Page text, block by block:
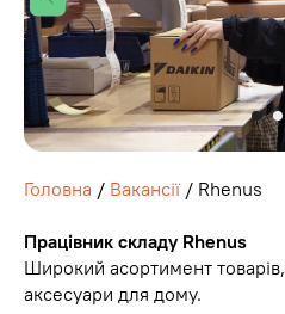
Головна / Вакансії/ Rhenus
Працівник складу Rhenus
Широкий асортимент товарів,
аксесуари для дому.